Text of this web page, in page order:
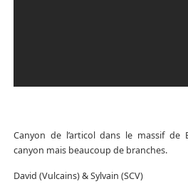
Canyon de l’articol dans le massif de
canyon mais beaucoup de branches.
David (Vulcains) & Sylvain (SCV)